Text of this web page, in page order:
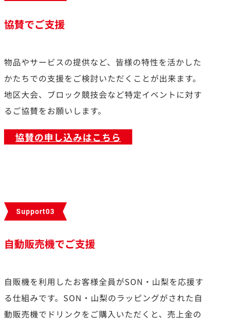
協賛でご支援
物品やサービスの提供など、皆様の特性を活かした
かたちでの支援をご検討いただくことが出来ます。
地区大会、ブロック競技会など特定イベントに対す
るご協賛をお願いします。
協賛の申し込みはこちら
Support03
自動販売機でご支援
自販機を利用したお客様全員がSON・山梨を応援す
る仕組みです。SON・山梨のラッピングがされた自
動販売機でドリンクをご購入いただくと、売上金の